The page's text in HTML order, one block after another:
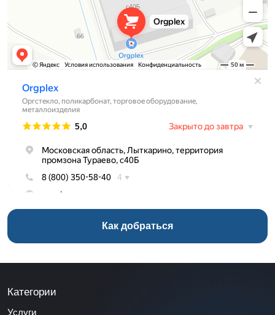
Как добраться
Категории
Услуги